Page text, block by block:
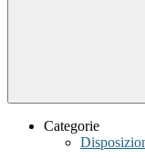
Categorie